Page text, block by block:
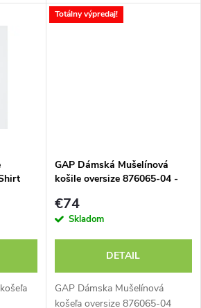
Totálny výpredaj!
GAP Dámská Mušelínová
košile oversize 876065-04 -
€74
Skladom
DETAIL
GAP Dámska Mušelínová
košeľa oversize 876065-04